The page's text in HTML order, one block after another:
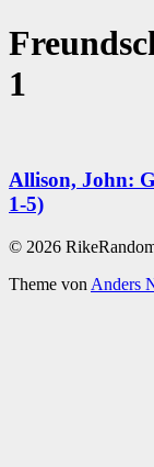
1
Allison, John:
1-5)
© 2026
Theme von Anders